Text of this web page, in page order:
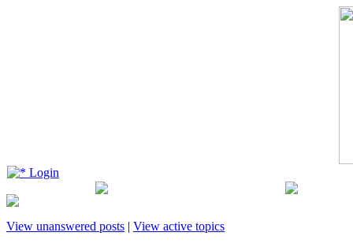
Login
View unanswered posts | View active topics